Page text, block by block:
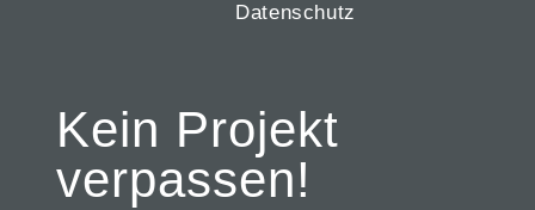
Datenschutz
Kein Projekt
verpassen!